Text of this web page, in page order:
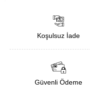
Koşulsuz İade
Güvenli Ödeme